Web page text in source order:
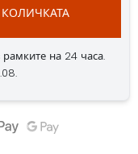
рамките на 24 часа.